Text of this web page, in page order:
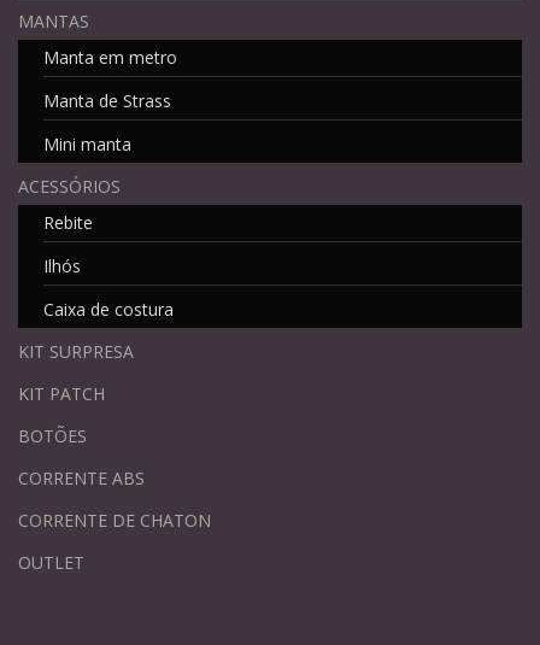
MANTAS
Manta em metro
Manta de Strass
Mini manta
ACESSÓRIOS
Rebite
Ilhós
Caixa de costura
KIT SURPRESA
KIT PATCH
BOTÕES
CORRENTE ABS
CORRENTE DE CHATON
OUTLET